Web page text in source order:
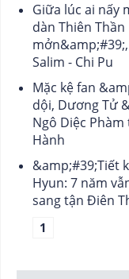
Giữa lúc ai nấy
dàn Thiên
Salim - Chi Pu
Mặc kệ fan
dội, Dương Tử
Ngô Diệc
Hành
&amp;#39;Tiết
Hyun: 7 năm
sang tận Điên
1